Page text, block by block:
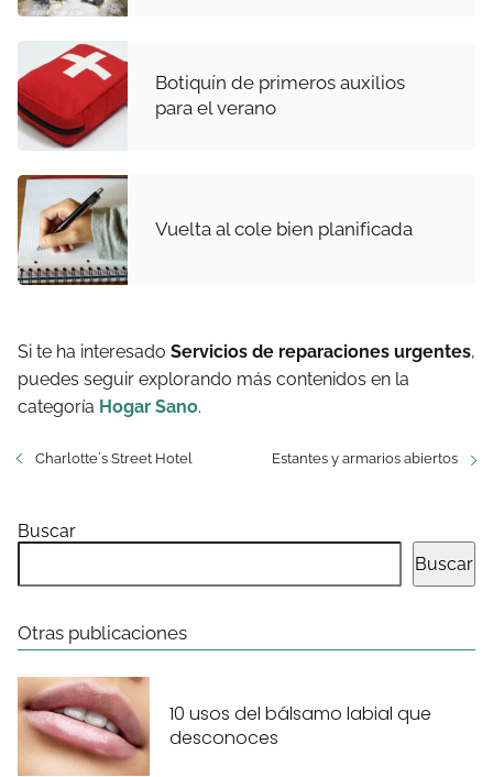
Botiquín de primeros auxilios
para el verano
Vuelta al cole bien planificada
Si te ha interesado Servicios de reparaciones urgentes,
puedes seguir explorando más contenidos en la
categoría Hogar Sano.
Charlotte´s Street Hotel Estantes y armarios abiertos
Buscar
Buscar
Otras publicaciones
10 usos del bálsamo labial que
desconoces